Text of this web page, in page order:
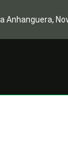
Anhanguera,